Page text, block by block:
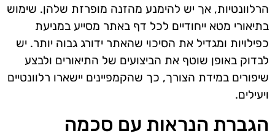
הרלוונטיות, אך יש להימנע מהזנה מופרזת שלהן. שימוש
בתיאורי מטא ייחודיים לכל דף באתר מסייע במניעת
כפילויות ומגדיל את הסיכוי שהאתר ידורג גבוה יותר. יש
לבדוק באופן שוטף את הביצועים של התיאורים ולבצע
שיפורים במידת הצורך, כך שהקמפיינים יישארו רלוונטיים
ויעילים.
הגברת הנראות עם סכמה